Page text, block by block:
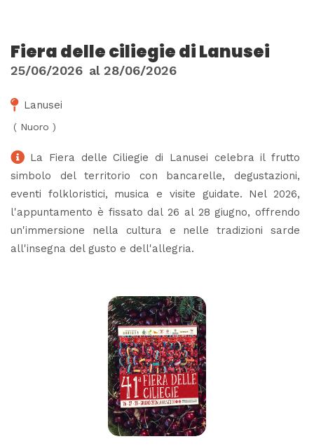
Fiera delle ciliegie di Lanusei
25/06/2026 al 28/06/2026
Lanusei
( Nuoro )
La Fiera delle Ciliegie di Lanusei celebra il frutto
simbolo del territorio con bancarelle, degustazioni,
eventi folkloristici, musica e visite guidate. Nel 2026,
l'appuntamento è fissato dal 26 al 28 giugno, offrendo
un'immersione nella cultura e nelle tradizioni sarde
all'insegna del gusto e dell'allegria.